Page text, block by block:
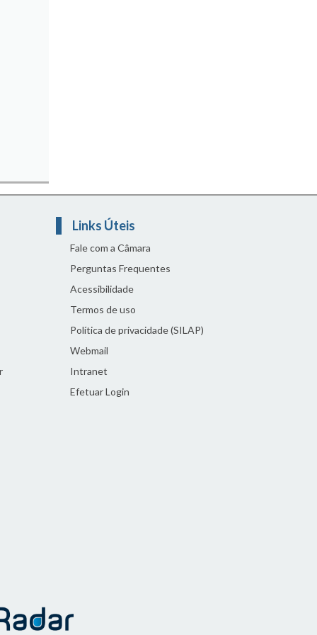
Links Úteis
Fale com a Câmara
Perguntas Frequentes
Acessibilidade
Termos de uso
Política de privacidade (SILAP)
Webmail
Intranet
Efetuar Login